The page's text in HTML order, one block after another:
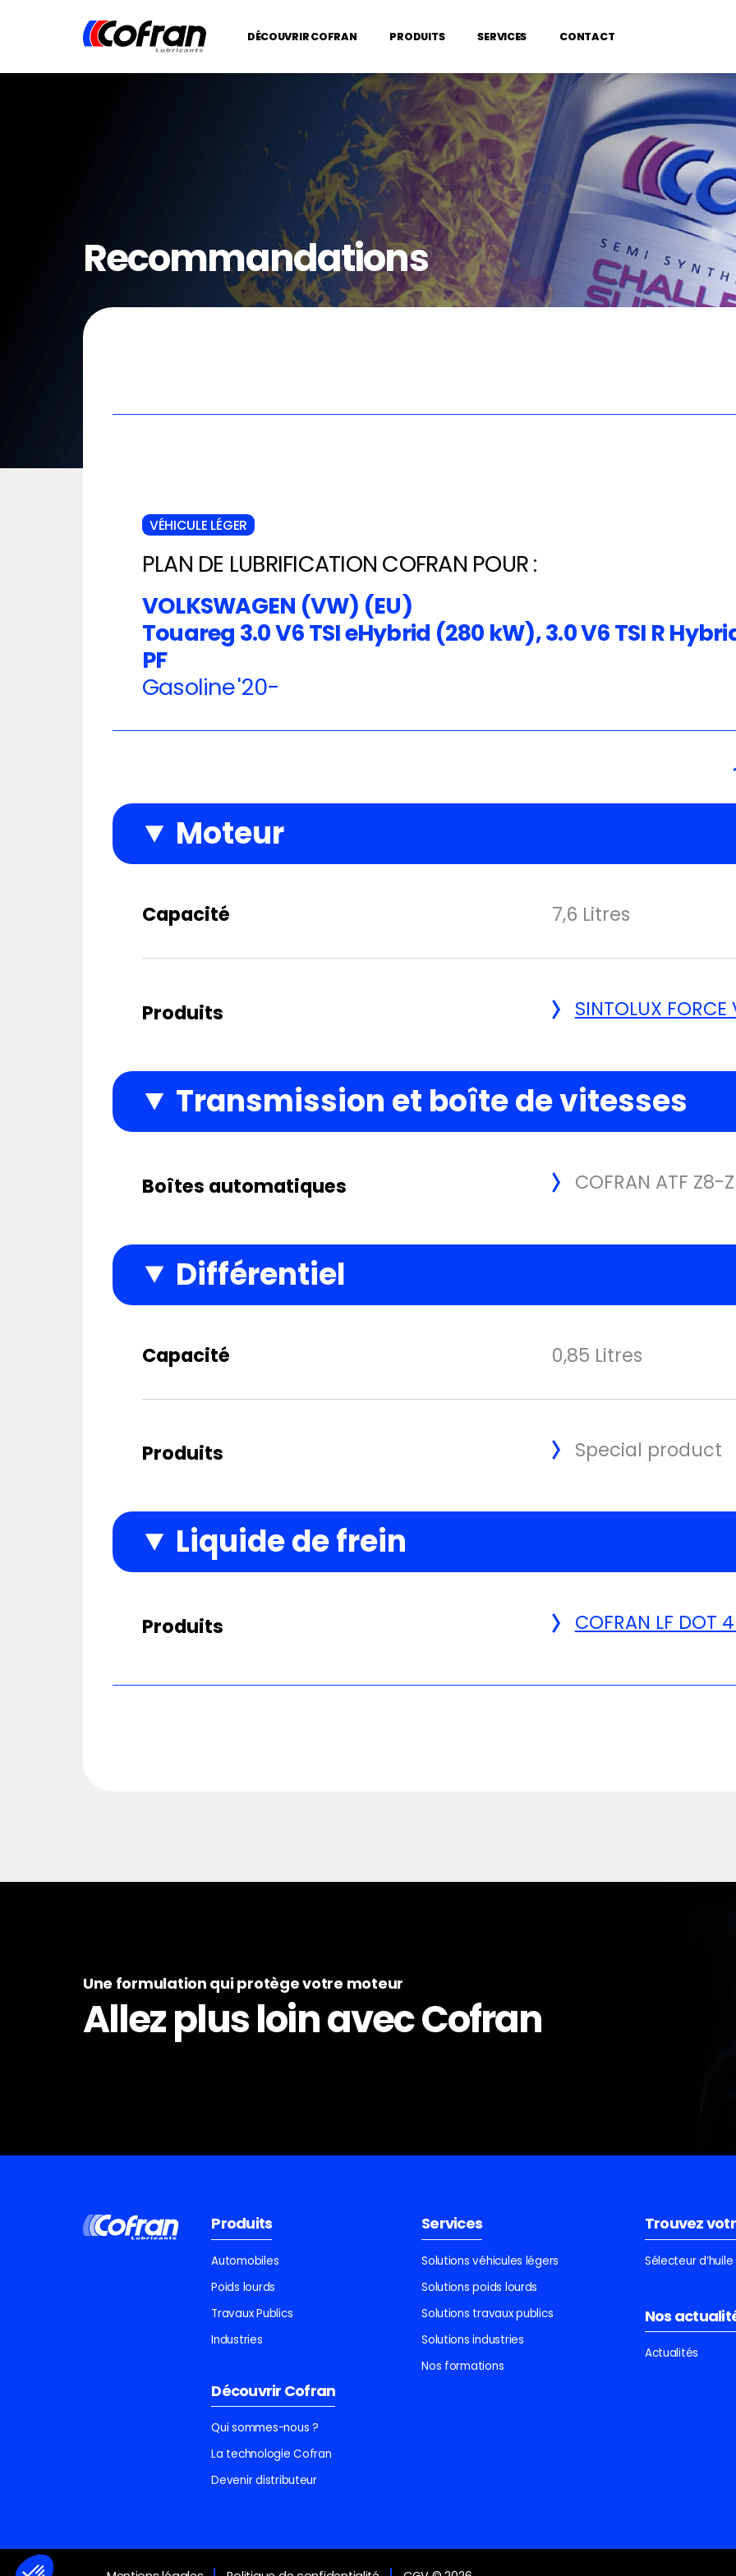
DÉCOUVRIR COFRAN PRODUITS SERVICES CONTACT
Recommandations
VÉHICULE LÉGER
PLAN DE LUBRIFICATION COFRAN POUR :
VOLKSWAGEN (VW) (EU)
Touareg 3.0 V6 TSI eHybrid (280 kW), 3.0 V6 TSI R
PF
Gasoline'20-
Moteur
Capacité 7,6 Litres
Produits SINTOLUX
Transmission et boîte de vitesses
Boîtes automatiques COFRAN ATF Z8-
Différentiel
Capacité 0,85 Litres
Produits Special product
Liquide de frein
Produits COFRAN LF DOT
Une formulation qui protège votre moteur
Allez plus loin avec Cofran
Produits
Automobiles
Poids lourds
Travaux Publics
Industries
Découvrir Cofran
Qui sommes-nous ?
La technologie Cofran
Devenir distributeur
Services
Solutions véhicules légers
Solutions poids lourds
Solutions travaux publics
Solutions industries
Nos formations
Trouvez
Sélecteur
Nos
Actualités